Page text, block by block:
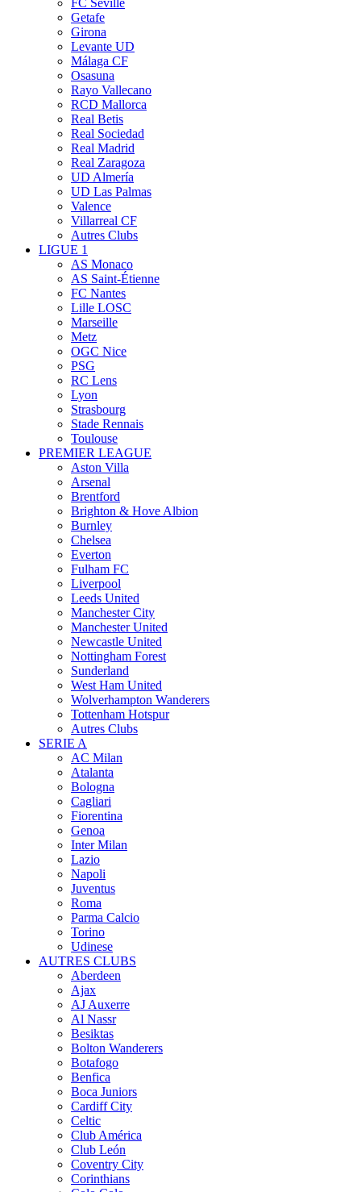
FC Séville
Getafe
Girona
Levante UD
Málaga CF
Osasuna
Rayo Vallecano
RCD Mallorca
Real Betis
Real Sociedad
Real Madrid
Real Zaragoza
UD Almería
UD Las Palmas
Valence
Villarreal CF
Autres Clubs
LIGUE 1
AS Monaco
AS Saint-Étienne
FC Nantes
Lille LOSC
Marseille
Metz
OGC Nice
PSG
RC Lens
Lyon
Strasbourg
Stade Rennais
Toulouse
PREMIER LEAGUE
Aston Villa
Arsenal
Brentford
Brighton & Hove Albion
Burnley
Chelsea
Everton
Fulham FC
Liverpool
Leeds United
Manchester City
Manchester United
Newcastle United
Nottingham Forest
Sunderland
West Ham United
Wolverhampton Wanderers
Tottenham Hotspur
Autres Clubs
SERIE A
AC Milan
Atalanta
Bologna
Cagliari
Fiorentina
Genoa
Inter Milan
Lazio
Napoli
Juventus
Roma
Parma Calcio
Torino
Udinese
AUTRES CLUBS
Aberdeen
Ajax
AJ Auxerre
Al Nassr
Besiktas
Bolton Wanderers
Botafogo
Benfica
Boca Juniors
Cardiff City
Celtic
Club América
Club León
Coventry City
Corinthians